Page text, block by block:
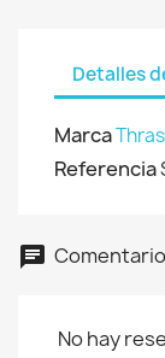
Detalles
Marca
Referencia
No hay